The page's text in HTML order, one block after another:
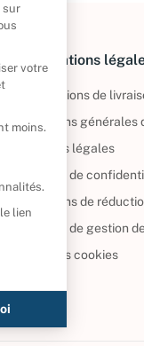
Informations
Informations de
Conditions générales
Mentions légales
Politique de
Conditions de
Politique de gestion
Gérer vos cookies